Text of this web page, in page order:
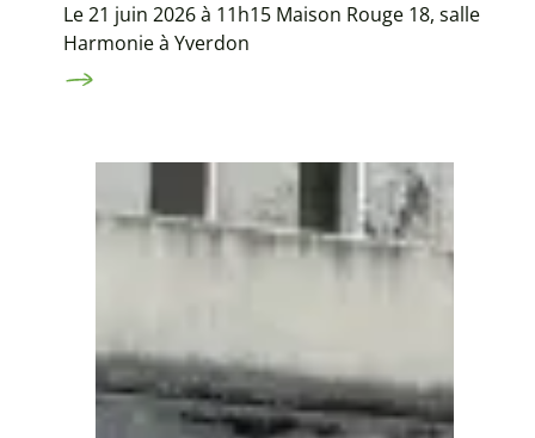
Le 21 juin 2026 à 11h15 Maison Rouge 18, salle
Harmonie à Yverdon